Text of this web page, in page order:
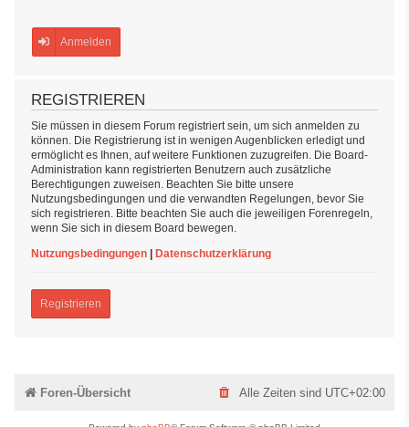
Anmelden
REGISTRIEREN
Sie müssen in diesem Forum registriert sein, um sich anmelden zu
können. Die Registrierung ist in wenigen Augenblicken erledigt und
ermöglicht es Ihnen, auf weitere Funktionen zuzugreifen. Die Board-
Administration kann registrierten Benutzern auch zusätzliche
Berechtigungen zuweisen. Beachten Sie bitte unsere
Nutzungsbedingungen und die verwandten Regelungen, bevor Sie
sich registrieren. Bitte beachten Sie auch die jeweiligen Forenregeln,
wenn Sie sich in diesem Board bewegen.
Nutzungsbedingungen | Datenschutzerklärung
Registrieren
Foren-Übersicht Alle Zeiten sind UTC+02:00